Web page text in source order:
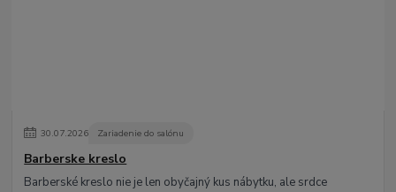
30.07.2026 Zariadenie do salónu
Barberske kreslo
Barberské kreslo nie je len obyčajný kus nábytku, ale srdce